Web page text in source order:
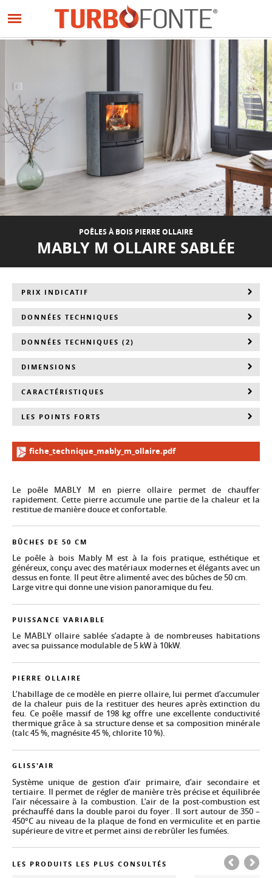
au
principal
PRÉCÉDENT
POÊLES À BOIS PIERRE OLLAIRE
MABLY M OLLAIRE SABLÉE
Le poêle MABLY M en pierre ollaire permet de chauffer
rapidement. Cette pierre accumule une partie de la chaleur et la
restitue de manière douce et confortable.
BÛCHES DE 50 CM
Le poêle à bois Mably M est à la fois pratique, esthétique et
généreux, conçu avec des matériaux modernes et élégants avec un
dessus en fonte. Il peut être alimenté avec des bûches de 50 cm.
Large vitre qui donne une vision panoramique du feu.
PUISSANCE VARIABLE
Le MABLY ollaire sablée s’adapte à de nombreuses habitations
avec sa puissance modulable de 5 kW à 10kW.
PIERRE OLLAIRE
L’habillage de ce modèle en pierre ollaire, lui permet d’accumuler
de la chaleur puis de la restituer des heures après extinction du
feu. Ce poêle massif de 198 kg offre une excellente conductivité
thermique grâce à sa structure dense et sa composition minérale
(talc 45 %, magnésite 45 %, chlorite 10 %).
GLISS'AIR
Système unique de gestion d’air primaire, d’air secondaire et
tertiaire. Il permet de régler de manière très précise et équilibrée
l’air nécessaire à la combustion. L’air de la post-combustion est
préchauffé dans la double paroi du foyer. Il sort autour de 350 –
450°C au niveau de la plaque de fond en vermiculite et en partie
supérieure de vitre et permet ainsi de rebrûler les fumées.
PRIX INDICATIF
DONNÉES TECHNIQUES
DONNÉES TECHNIQUES (2)
DIMENSIONS
CARACTÉRISTIQUES
LES POINTS FORTS
fiche_technique_mably_m_ollaire.pdf
LES PRODUITS LES PLUS CONSULTÉS
Panneau de gestion des cookies